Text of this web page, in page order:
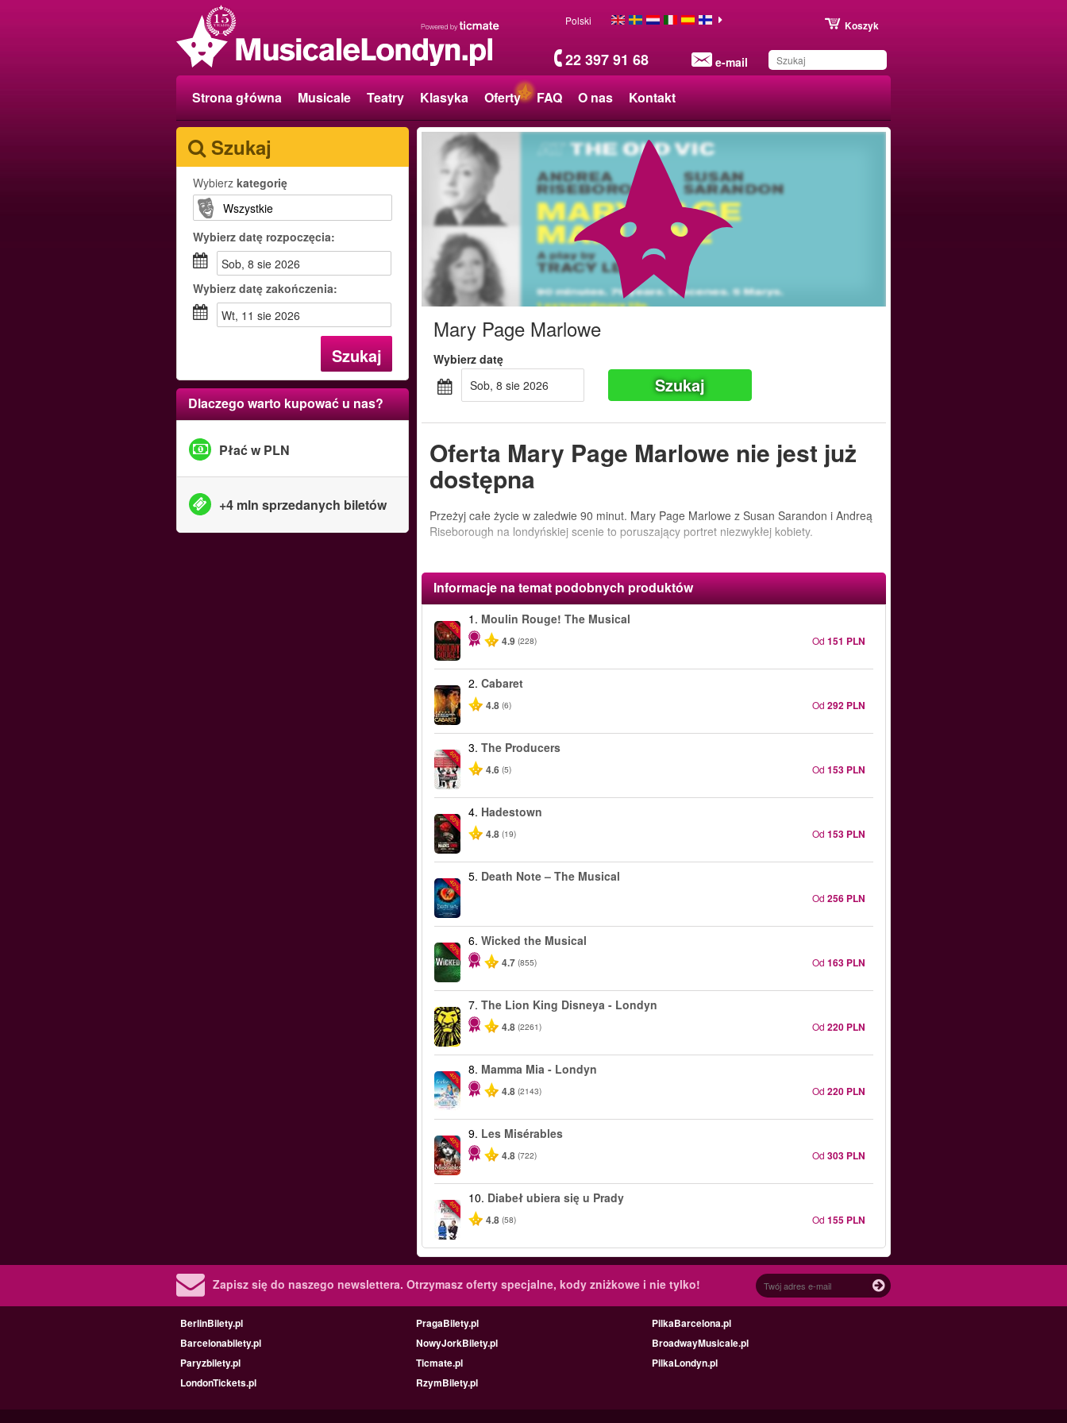
22 397 91 68 e-mail
Koszyk
Polski
Strona główna Musicale Teatry Klasyka Oferty FAQ O nas Kontakt
Szukaj
Wybierz kategorię
Wybierz datę rozpoczęcia:
sob, 8 sie 2026
Wybierz datę zakończenia:
wt, 11 sie 2026
Szukaj
Dlaczego warto kupować u nas?
Płać w PLN
+4 mln sprzedanych biletów
Mary Page Marlowe
Wybierz datę
sob, 8 sie 2026
Szukaj
Oferta Mary Page Marlowe nie jest już
dostępna
Przeżyj całe życie w zaledwie 90 minut. Mary Page Marlowe z Susan Sarandon i Andreą
Riseborough na londyńskiej scenie to poruszający portret niezwykłej kobiety.
Informacje na temat podobnych produktów
-50%
1. Moulin Rouge! The Musical
4.9 (228) Od 151 PLN
2.Cabaret
4.8 (6) Od 292 PLN
-50%
3.The Producers
4.6 (5) Od 153 PLN
-50%
4. Hadestown
4.8 (19) Od 153 PLN
-40%
5. Death Note – The Musical
Od 256 PLN
-50%
6.Wicked the Musical
4.7 (855) Od 163 PLN
7.The Lion King Disneya - Londyn
4.8 (2261) Od 220 PLN
-40%
8. Mamma Mia - Londyn
4.8 (2143) Od 220 PLN
-40%
9. Les Misérables
4.8 (722) Od 303 PLN
-50%
10. Diabeł ubiera się u Prady
4.8 (58) Od 155 PLN
Zapisz się do naszego newslettera. Otrzymasz oferty specjalne, kody zniżkowe i nie tylko!
BerlinBilety.pl PragaBilety.pl
PilkaBarcelona.pl
Barcelonabilety.pl
NowyJorkBilety.pl
BroadwayMusicale.pl
Paryzbilety.pl
Ticmate.pl
PilkaLondyn.pl
LondonTickets.pl
RzymBilety.pl